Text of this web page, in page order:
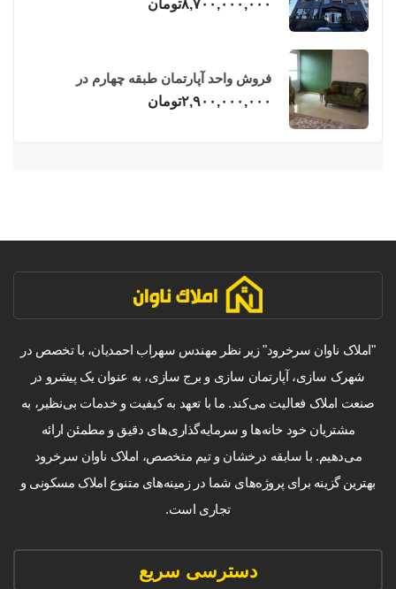
۸,۷۰۰,۰۰۰,۰۰۰تومان
فروش واحد آپارتمان طبقه چهارم در
فریدونکنار
۲,۹۰۰,۰۰۰,۰۰۰تومان
"املاک ناوان سرخرود" زیر نظر مهندس سهراب احمدیان، با تخصص در
شهرک سازی، آپارتمان سازی و برج سازی، به عنوان یک پیشرو در
صنعت املاک فعالیت می‌کند. ما با تعهد به کیفیت و خدمات بی‌نظیر، به
مشتریان خود خانه‌ها و سرمایه‌گذاری‌های دقیق و مطمئن ارائه
می‌دهیم. با سابقه درخشان و تیم متخصص، املاک ناوان سرخرود
بهترین گزینه برای پروژه‌های شما در زمینه‌های متنوع املاک مسکونی و
تجاری است.
دسترسی سریع